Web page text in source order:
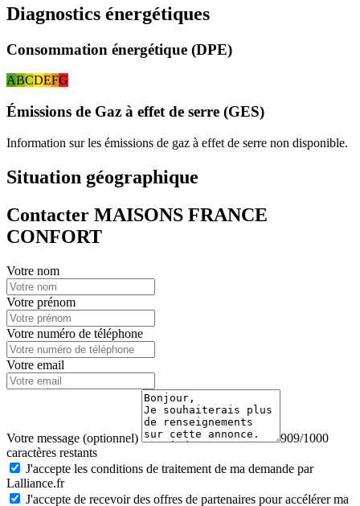
Diagnostics énergétiques
Consommation énergétique (DPE)
ABCDEFG
Émissions de Gaz à effet de serre (GES)
Information sur les émissions de gaz à effet de serre non disponible.
Situation géographique
Contacter MAISONS FRANCE
CONFORT
Votre nom
Votre prénom
Votre numéro de téléphone
Votre email
Votre message (optionnel)
909/1000
caractères restants
J'accepte les conditions de traitement de ma demande par
Lalliance.fr
J'accepte de recevoir des offres de partenaires pour accélérer ma